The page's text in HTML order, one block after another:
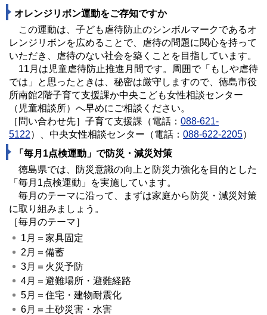
オレンジリボン運動をご存知ですか
この運動は、子ども虐待防止のシンボルマークであるオ
レンジリボンを広めることで、虐待の問題に関心を持って
いただき、虐待のない社会を築くことを目指しています。
11月は児童虐待防止推進月間です。周囲で「もしや虐待
では」と思ったときは、秘密は厳守しますので、徳島市役
所南館2階子育て支援課か中央こども女性相談センター
（児童相談所）へ早めにご相談ください。
［問い合わせ先］子育て支援課（電話： 088-621-
5122）、中央女性相談センター（電話： 088-622-2205）
「毎月1点検運動」で防災・減災対策
徳島県では、防災意識の向上と防災力強化を目的とした
「毎月1点検運動」を実施しています。
毎月のテーマに沿って、まずは家庭から防災・減災対策
に取り組みましょう。
［毎月のテーマ］
1月＝家具固定
2月＝備蓄
3月＝火災予防
4月＝避難場所・避難経路
5月＝住宅・建物耐震化
6月＝土砂災害・水害